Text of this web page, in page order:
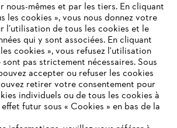
des données
Utilisation des cookies
INTERNET
PRIS EN CHARGE
Internet que nous ne prenons plus
fonctionnalités de notre site ne
correctement. Pour une utilisation
nous-mêmes et par les tiers. En cliquant
les cookies », vous nous donnez votre
l’utilisation de tous les cookies et le
qui y sont associées. En cliquant
cookies », vous refusez l'utilisation
pas strictement nécessaires. Sous
accepter ou refuser les cookies
retirer votre consentement pour
individuels ou de tous les cookies à
futur sous « Cookies » en bas de la